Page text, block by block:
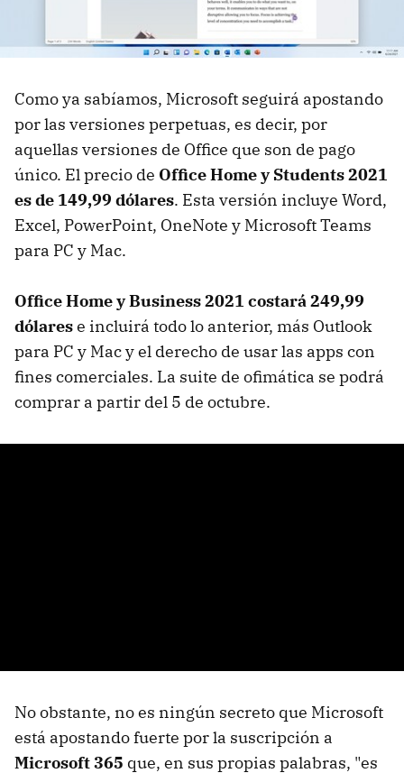
Como ya sabíamos, Microsoft seguirá apostando
por las versiones perpetuas, es decir, por
aquellas versiones de Office que son de pago
único. El precio de Office Home y Students 2021
es de 149,99 dólares. Esta versión incluye Word,
Excel, PowerPoint, OneNote y Microsoft Teams
para PC y Mac.
Office Home y Business 2021 costará 249,99
dólarese incluirá todo lo anterior, más Outlook
para PC y Mac y el derecho de usar las apps con
fines comerciales. La suite de ofimática se podrá
comprar a partir del 5 de octubre.
No obstante, no es ningún secreto que Microsoft
está apostando fuerte por la suscripción a
Microsoft 365 que, en sus propias palabras, "es